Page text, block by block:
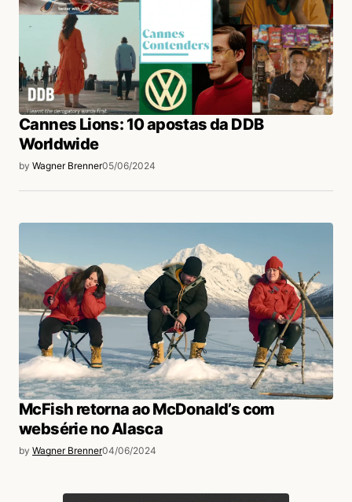
Cannes Lions: 10 apostas da DDB
Worldwide
by Wagner Brenner05/06/2024
McFish retorna ao McDonald’s com
websérie no Alasca
by Wagner Brenner04/06/2024